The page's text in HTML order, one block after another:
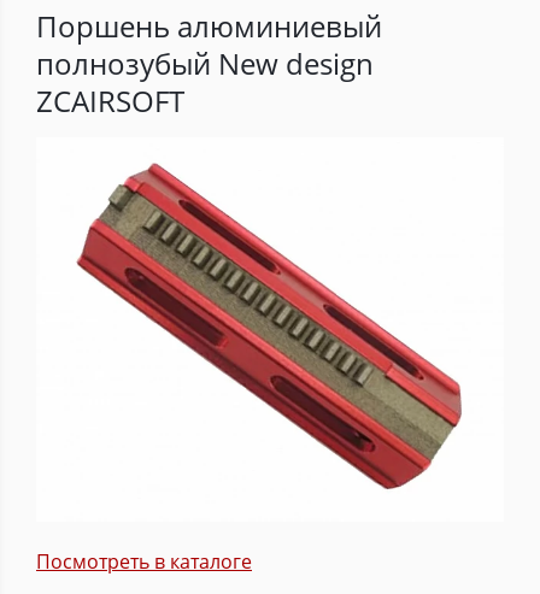
Поршень алюминиевый
полнозубый New design
ZCAIRSOFT
Посмотреть в каталоге